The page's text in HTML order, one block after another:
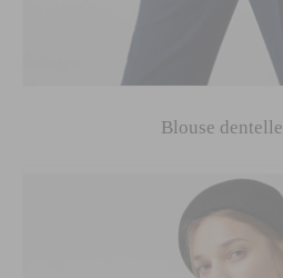
Blouse dentelle